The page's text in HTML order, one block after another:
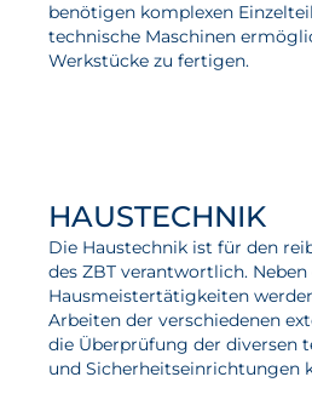
Veranstaltungen
Publikationen
benötigen komplexen
technische Maschinen
Werkstücke zu fertigen.
HAUSTECHNIK
Die Haustechnik ist für den
des ZBT verantwortlich.
Hausmeistertätigkeiten
Arbeiten der verschiedenen
die Überprüfung der diversen
und Sicherheitseinrichtungen